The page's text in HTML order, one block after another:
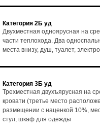
Категория 2Б уд
Двухместная одноярусная на
части теплохода. Два
места внизу, душ, туалет,
Категория 3Б уд
Трехместная двухъярусная на
кровати (третье место
размещении с наценкой 10%,
стул, шкаф для одежды